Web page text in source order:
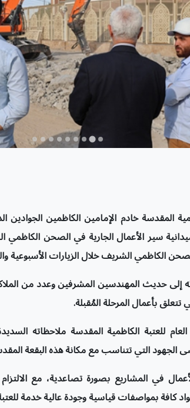
المقدسة خادم الإمامين الكاظمين
سير الأعمال الجارية في الصحن
الكاظمي الشريف خلال الزيارات الأسبوعية
إلى حديث المهندسين المشرفين وعدد من
بأعمال المرحلة المُقبلة.
للعتبة الكاظمية المقدسة ملاحظاته
الجهود التي تتناسب مع مكانة هذه البقعة
في المشاريع بصورة تصاعدية، مع
كافة بمواصفات قياسية وجودة عالية خدمة